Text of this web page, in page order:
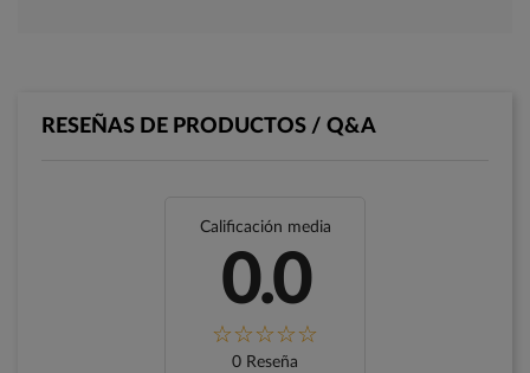
RESEÑAS DE PRODUCTOS / Q&A
Calificación media
0.0
0 Reseña